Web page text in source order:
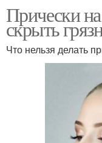
Прически
скрыть
Что нельзя делать